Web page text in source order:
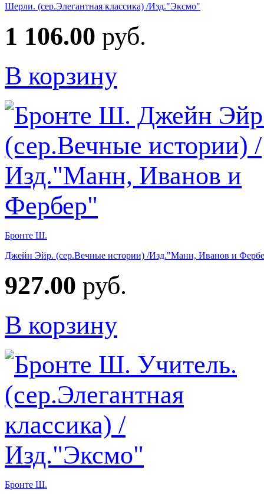
Шерли. (сер.Элегантная классика) /Изд."Эксмо"
1 106.00 руб.
В корзину
Бронте Ш.
Джейн Эйр. (сер.Вечные истории) /Изд."Манн, Иванов и
927.00 руб.
В корзину
Бронте Ш.